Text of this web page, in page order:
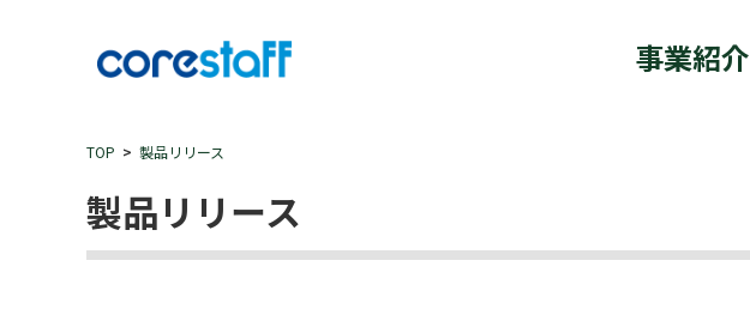
事業紹介
TOP 製品リリース
製品リリース